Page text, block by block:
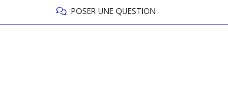
POSER UNE QUESTION